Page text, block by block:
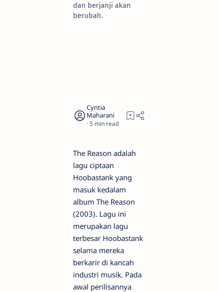
dan berjanji akan
berubah.
5
The Reason adalah
lagu ciptaan
Hoobastank yang
masuk kedalam
album The Reason
(2003). Lagu ini
merupakan lagu
terbesar Hoobastank
selama mereka
berkarir di kancah
industri musik. Pada
awal perilisannya